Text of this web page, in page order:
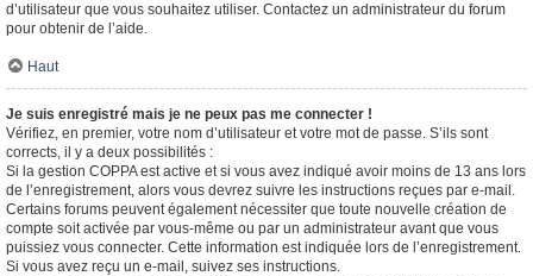
d’utilisateur que vous souhaitez utiliser. Contactez un administrateur du forum
pour obtenir de l’aide.
Haut
Je suis enregistré mais je ne peux pas me connecter !
Vérifiez, en premier, votre nom d’utilisateur et votre mot de passe. S’ils sont
corrects, il y a deux possibilités :
Si la gestion COPPA est active et si vous avez indiqué avoir moins de 13 ans lors
de l’enregistrement, alors vous devrez suivre les instructions reçues par e-mail.
Certains forums peuvent également nécessiter que toute nouvelle création de
compte soit activée par vous-même ou par un administrateur avant que vous
puissiez vous connecter. Cette information est indiquée lors de l’enregistrement.
Si vous avez reçu un e-mail, suivez ses instructions.